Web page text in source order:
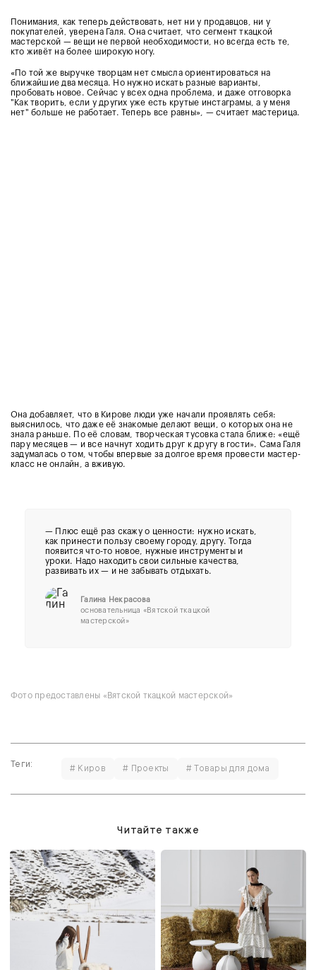
Понимания, как теперь действовать, нет ни у продавцов, ни у
покупателей, уверена Галя. Она считает, что сегмент ткацкой
мастерской — вещи не первой необходимости, но всегда есть те,
кто живёт на более широкую ногу.
«По той же выручке творцам нет смысла ориентироваться на
ближайшие два месяца. Но нужно искать разные варианты,
пробовать новое. Сейчас у всех одна проблема, и даже отговорка
"Как творить, если у других уже есть крутые инстаграмы, а у меня
нет" больше не работает. Теперь все равны», — считает мастерица.
Она добавляет, что в Кирове люди уже начали проявлять себя:
выяснилось, что даже её знакомые делают вещи, о которых она не
знала раньше. По её словам, творческая тусовка стала ближе: «ещё
пару месяцев — и все начнут ходить друг к другу в гости». Сама Галя
задумалась о том, чтобы впервые за долгое время провести мастер-
класс не онлайн, а вживую.
— Плюс ещё раз скажу о ценности: нужно искать,
как принести пользу своему городу, другу. Тогда
появится что-то новое, нужные инструменты и
уроки. Надо находить свои сильные качества,
развивать их — и не забывать отдыхать.
Галина Некрасова
основательница «Вятской ткацкой
мастерской»
Фото предоставлены «Вятской ткацкой мастерской»
Теги: # Киров # Проекты # Товары для дома
Читайте также